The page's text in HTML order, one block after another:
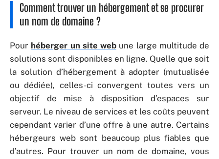
Comment trouver un hébergement et se procurer
un nom de domaine ?
Pour héberger un site web une large multitude de
solutions sont disponibles en ligne. Quelle que soit
la solution d’hébergement à adopter (mutualisée
ou dédiée), celles-ci convergent toutes vers un
objectif de mise à disposition d’espaces sur
serveur. Le niveau de services et les coûts peuvent
cependant varier d’une offre à une autre. Certains
hébergeurs web sont beaucoup plus fiables que
d’autres. Pour trouver un nom de domaine, vous